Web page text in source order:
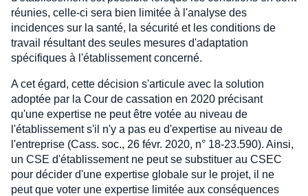
réunies, celle-ci sera bien limitée à l'analyse des
incidences sur la santé, la sécurité et les conditions de
travail résultant des seules mesures d'adaptation
spécifiques à l'établissement concerné.
A cet égard, cette décision s'articule avec la solution
adoptée par la Cour de cassation en 2020 précisant
qu'une expertise ne peut être votée au niveau de
l'établissement s'il n'y a pas eu d'expertise au niveau de
l'entreprise (Cass. soc., 26 févr. 2020, n° 18-23.590). Ainsi,
un CSE d'établissement ne peut se substituer au CSEC
pour décider d'une expertise globale sur le projet, il ne
peut que voter une expertise limitée aux conséquences